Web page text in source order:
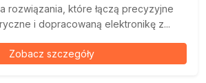
rozwiązania, które łączą precyzyjne
i dopracowaną elektronikę z...
Zobacz szczegóły